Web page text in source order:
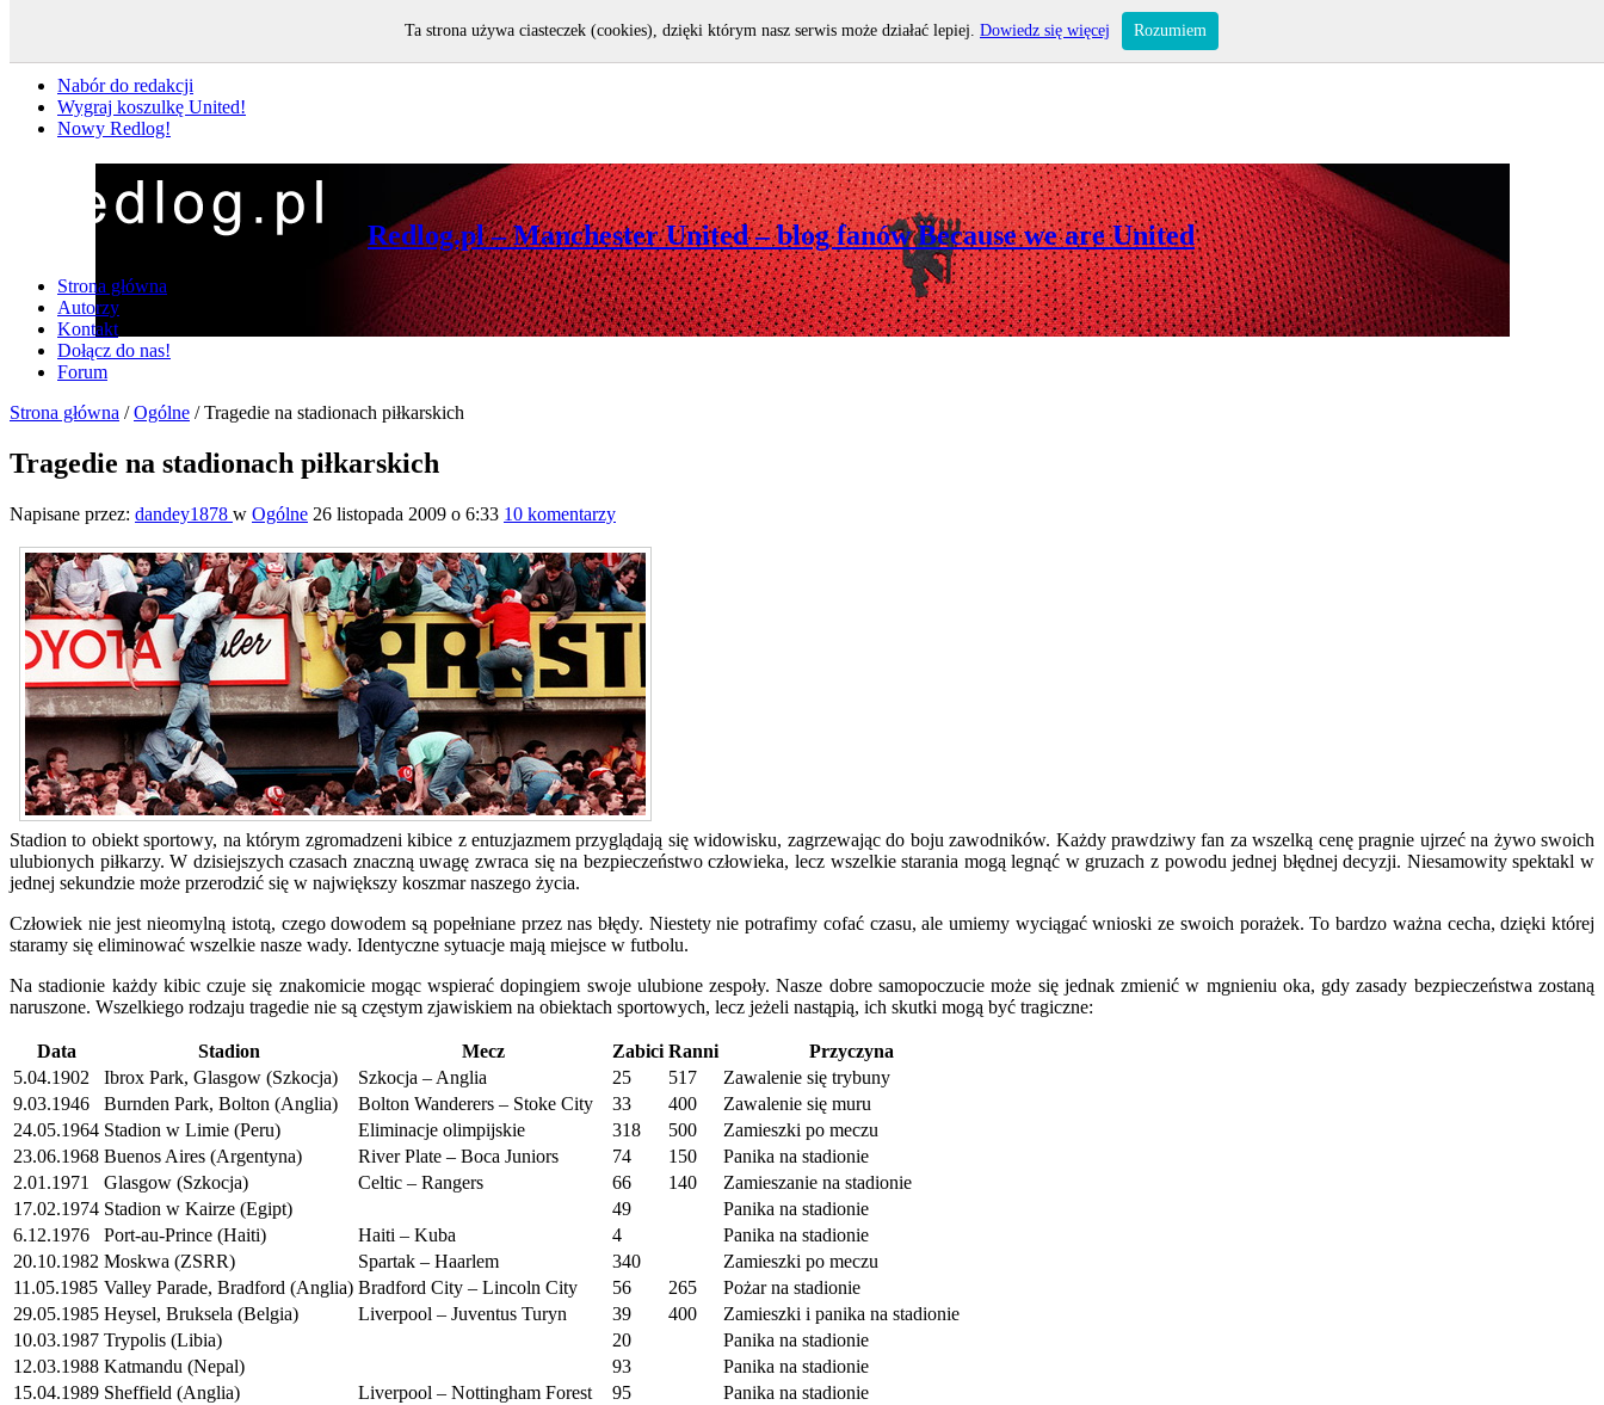
Nabór do redakcji
Wygraj koszulkę United!
Nowy Redlog!
Redlog.pl – Manchester United – blog fanów Because we are United
Strona główna
Autorzy
Kontakt
Dołącz do nas!
Forum
Strona główna /Ogólne /Tragedie na stadionach piłkarskich
Tragedie na stadionach piłkarskich
Napisane przez: dandey1878 w Ogólne 26 listopada 2009 o 6:33 10 komentarzy
Stadion to obiekt sportowy, na którym zgromadzeni kibice z entuzjazmem przyglądają się widowisku, zagrzewając do boju zawodników. Każdy prawdziwy fan za wszelką cenę pragnie ujrzeć na żywo swoich
ulubionych piłkarzy. W dzisiejszych czasach znaczną uwagę zwraca się na bezpieczeństwo człowieka, lecz wszelkie starania mogą legnąć w gruzach z powodu jednej błędnej decyzji. Niesamowity spektakl w
jednej sekundzie może przerodzić się w największy koszmar naszego życia.
Człowiek nie jest nieomylną istotą, czego dowodem są popełniane przez nas błędy. Niestety nie potrafimy cofać czasu, ale umiemy wyciągać wnioski ze swoich porażek. To bardzo ważna cecha, dzięki której
staramy się eliminować wszelkie nasze wady. Identyczne sytuacje mają miejsce w futbolu.
Na stadionie każdy kibic czuje się znakomicie mogąc wspierać dopingiem swoje ulubione zespoły. Nasze dobre samopoczucie może się jednak zmienić w mgnieniu oka, gdy zasady bezpieczeństwa zostaną
naruszone. Wszelkiego rodzaju tragedie nie są częstym zjawiskiem na obiektach sportowych, lecz jeżeli nastąpią, ich skutki mogą być tragiczne:
Data Stadion Mecz Zabici Ranni
Przyczyna
5.04.1902
Ibrox Park, Glasgow (Szkocja) Szkocja – Anglia 25 517
Zawalenie się trybuny
9.03.1946
Burnden Park, Bolton (Anglia) Bolton Wanderers – Stoke City 33 400
Zawalenie się muru
24.05.1964 Stadion w Limie (Peru) Eliminacje olimpijskie 318 500
Zamieszki po meczu
23.06.1968 Buenos Aires (Argentyna) River Plate – Boca Juniors 74 150
Panika na stadionie
2.01.1971
Glasgow (Szkocja) Celtic – Rangers 66 140
Zamieszanie na stadionie
17.02.1974 Stadion w Kairze (Egipt) 49
Panika na stadionie
6.12.1976
Port-au-Prince (Haiti) Haiti – Kuba 4
Panika na stadionie
20.10.1982 Moskwa (ZSRR) Spartak – Haarlem 340
Zamieszki po meczu
11.05.1985 Valley Parade, Bradford (Anglia) Bradford City – Lincoln City 56 265
Pożar na stadionie
29.05.1985 Heysel, Bruksela (Belgia) Liverpool – Juventus Turyn 39 400
Zamieszki i panika na stadionie
10.03.1987 Trypolis (Libia) 20
Panika na stadionie
12.03.1988 Katmandu (Nepal) 93
Panika na stadionie
15.04.1989 Sheffield (Anglia) Liverpool – Nottingham Forest 95
Panika na stadionie
Ta strona używa ciasteczek (cookies), dzięki którym nasz serwis może działać lepiej. Dowiedz się więcej Rozumiem